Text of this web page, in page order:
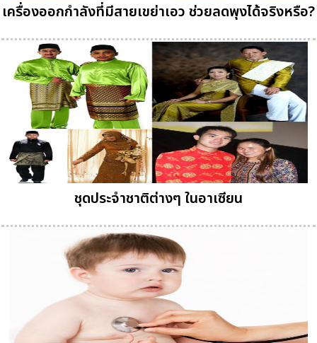
เครื่องออกกำลังที่มีสายเขย่าเอว ช่วยลดพุงได้จริงหรือ?
ชุดประจำชาติต่างๆ ในอาเซียน